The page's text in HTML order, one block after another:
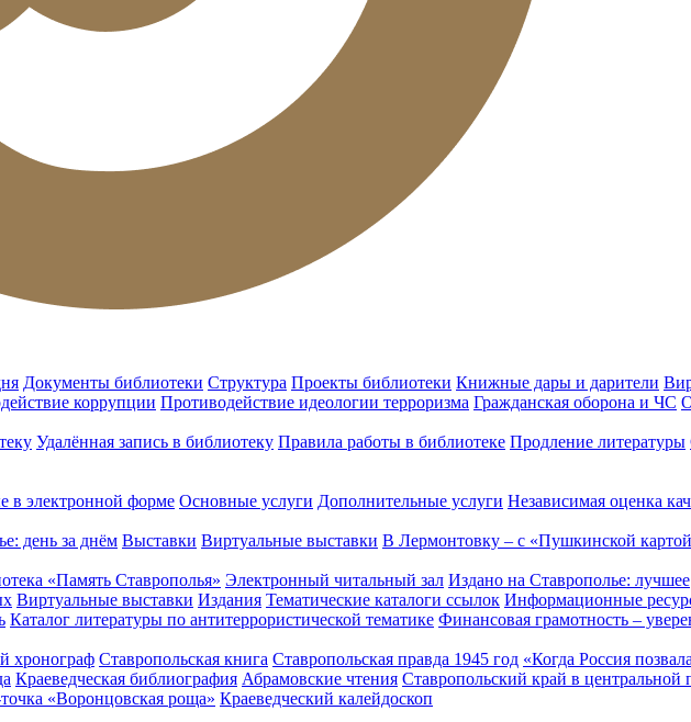
Документы библиотеки Структура Проекты библиотеки Книжные дары и дарители
коррупции Противодействие идеологии терроризма Гражданская оборона и ЧС
Удалённая запись в библиотеку Правила работы в библиотеке Продление литературы
в электронной форме Основные услуги Дополнительные услуги Независимая оценка
день за днём Выставки Виртуальные выставки В Лермонтовку – с «Пушкинской
«Память Ставрополья» Электронный читальный зал Издано на Ставрополье: лучшее
Виртуальные выставки Издания Тематические каталоги ссылок Информационные
Каталог литературы по антитеррористической тематике Финансовая грамотность –
хронограф Ставропольская книга Ставропольская правда 1945 год «Когда Россия
Краеведческая библиография Абрамовские чтения Ставропольский край в центральной
«Воронцовская роща» Краеведческий калейдоскоп